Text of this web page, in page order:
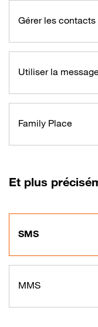
Gérer les contacts
Utiliser la
Family Place
Et plus
SMS
MMS